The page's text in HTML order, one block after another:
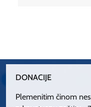
DONACIJE
Plemenitim činom